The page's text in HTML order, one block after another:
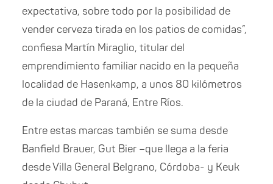
expectativa, sobre todo por la posibilidad de
vender cerveza tirada en los patios de comidas”,
confiesa Martín Miraglio, titular del
emprendimiento familiar nacido en la pequeña
localidad de Hasenkamp, a unos 80 kilómetros
de la ciudad de Paraná, Entre Ríos.
Entre estas marcas también se suma desde
Banfield Brauer, Gut Bier –que llega a la feria
desde Villa General Belgrano, Córdoba- y Keuk